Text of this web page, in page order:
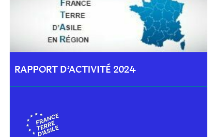
RAPPORT D’ACTIVITÉ 2024